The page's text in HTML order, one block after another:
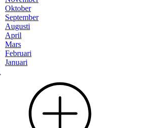
Oktober
September
Augusti
April
Mars
Februari
Januari